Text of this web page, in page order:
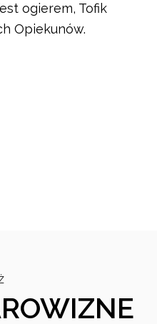
ogierem, Tofik
Opiekunów.